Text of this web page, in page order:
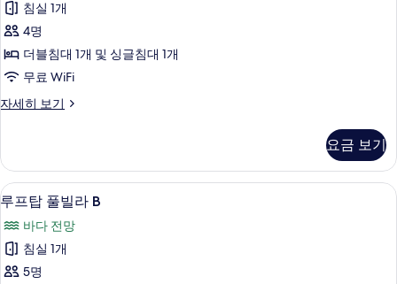
히
보
기
풀
빌
라
(동
기
미
온
수
사
용
침실 1개
4명
더블침대 1개 및 싱글침대 1개
무료 WiFi
자세히 보기
루
빌
라
A
(동
절
기
미
온
요금 보기
루
프
탑
풀
4
루프탑 풀빌라 B
바다 전망
침실 1개
5명